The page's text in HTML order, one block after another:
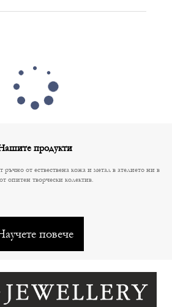
продукти
от ествествена кожа и метал в ателието ни в
опитен творчески колектив.
повече